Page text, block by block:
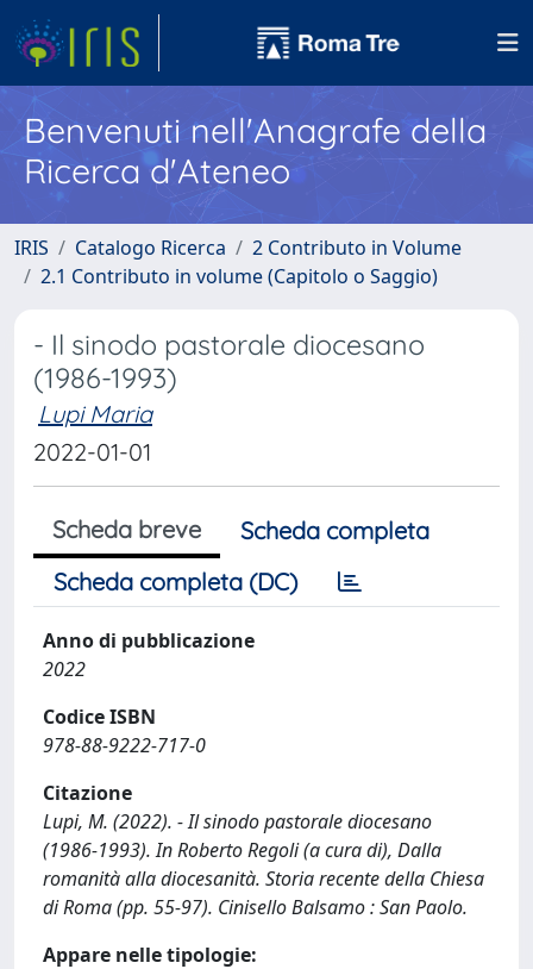
Benvenuti nell'Anagrafe della
Ricerca d'Ateneo
IRIS Catalogo Ricerca
2 Contributo in Volume
2.1 Contributo in volume (Capitolo o Saggio)
- Il sinodo pastorale diocesano
(1986-1993)
Lupi Maria
2022-01-01
Scheda breve
Scheda completa
Scheda completa (DC)
Anno di pubblicazione
2022
Codice ISBN
978-88-9222-717-0
Citazione
Lupi, M. (2022). - Il sinodo pastorale diocesano
(1986-1993). In Roberto Regoli (a cura di), Dalla
romanità alla diocesanità. Storia recente della Chiesa
di Roma (pp. 55-97). Cinisello Balsamo : San Paolo.
Appare nelle tipologie: